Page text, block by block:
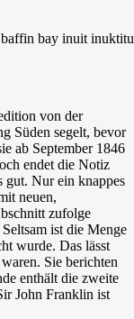
von der
Süden segelt, bevor
ab September 1846
endet die Notiz
gut. Nur ein knappes
neuen,
zufolge
ist die Menge
wurde. Das lässt
Sie berichten
enthält die zweite
John Franklin ist